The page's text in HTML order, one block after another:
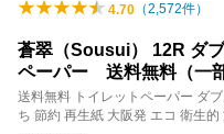
4.70 （2,572件）
蒼翠（Sousui） 12R ダ
ペーパー 送料無料（一部
送料無料 トイレットペーパー ダ
ち 節約 再生紙 大阪発 エコ 衛生